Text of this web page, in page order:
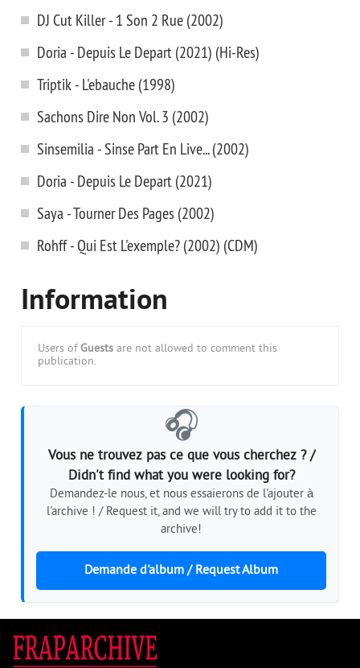
DJ Cut Killer - 1 Son 2 Rue (2002)
Doria - Depuis Le Depart (2021) (Hi-Res)
Triptik - L'ebauche (1998)
Sachons Dire Non Vol. 3 (2002)
Sinsemilia - Sinse Part En Live... (2002)
Doria - Depuis Le Depart (2021)
Saya - Tourner Des Pages (2002)
Rohff - Qui Est L'exemple? (2002) (CDM)
Information
Users of Guests are not allowed to comment this
publication.
🎧
Vous ne trouvez pas ce que vous cherchez ? /
Didn't find what you were looking for?
Demandez-le nous, et nous essaierons de l'ajouter à
l'archive ! / Request it, and we will try to add it to the
archive!
Demande d'album / Request Album